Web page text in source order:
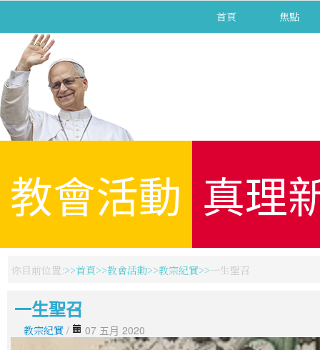
首頁 焦點
教會活動 真理
你目前位置: 首頁 教會活動 教宗紀實 一生聖召
一生聖召
教宗紀實 / 07 五月 2020